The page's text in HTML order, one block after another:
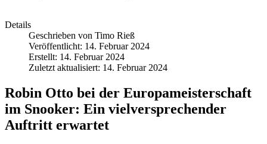
Details
Geschrieben von Timo Rieß
Veröffentlicht: 14. Februar 2024
Erstellt: 14. Februar 2024
Zuletzt aktualisiert: 14. Februar 2024
Robin Otto bei der Europameisterschaft
im Snooker: Ein vielversprechender
Auftritt erwartet